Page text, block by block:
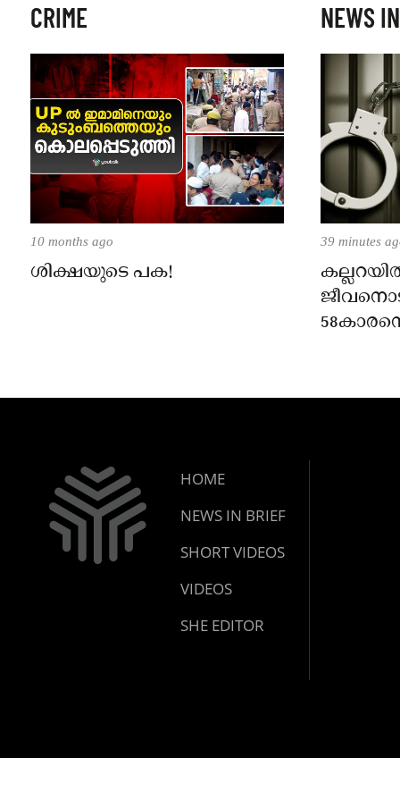
CRIME
10 months ago
ശിക്ഷയുടെ പക!
NEWS
39 minutes
HOME
NEWS IN BRIEF
SHORT VIDEOS
VIDEOS
SHE EDITOR